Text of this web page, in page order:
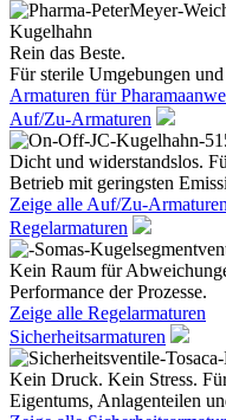
Rein das Beste.
Für sterile Umgebungen
Armaturen für
Auf/Zu-Armaturen
Dicht und widerstandslos.
Betrieb mit geringsten
Zeige alle Auf/Zu-Armaturen
Regelarmaturen
Kein Raum für
Performance der Prozesse.
Zeige alle Regelarmaturen
Sicherheitsarmaturen
Kein Druck. Kein Stress.
Eigentums, Anlagenteilen